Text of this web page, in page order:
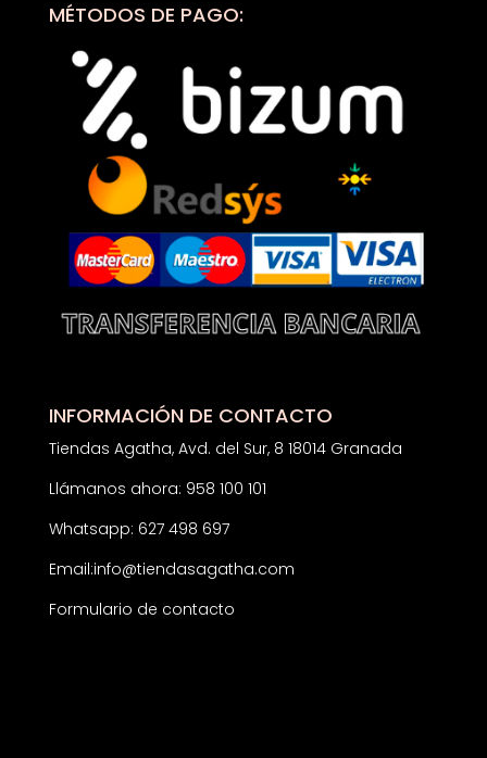
MÉTODOS DE PAGO:
INFORMACIÓN DE CONTACTO
Tiendas Agatha, Avd. del Sur, 8 18014 Granada
Llámanos ahora: 958 100 101
Whatsapp: 627 498 697
Email:info@tiendasagatha.com
Formulario de contacto